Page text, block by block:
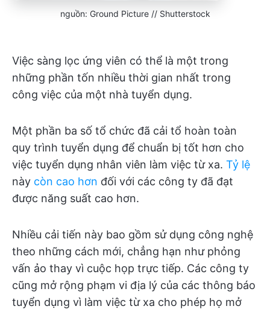
nguồn: Ground Picture // Shutterstock
Việc sàng lọc ứng viên có thể là một trong
những phần tốn nhiều thời gian nhất trong
công việc của một nhà tuyển dụng.
Một phần ba số tổ chức đã cải tổ hoàn toàn
quy trình tuyển dụng để chuẩn bị tốt hơn cho
việc tuyển dụng nhân viên làm việc từ xa. Tỷ lệ
này còn cao hơn đối với các công ty đã đạt
được năng suất cao hơn.
Nhiều cải tiến này bao gồm sử dụng công nghệ
theo những cách mới, chẳng hạn như phỏng
vấn ảo thay vì cuộc họp trực tiếp. Các công ty
cũng mở rộng phạm vi địa lý của các thông báo
tuyển dụng vì làm việc từ xa cho phép họ mở